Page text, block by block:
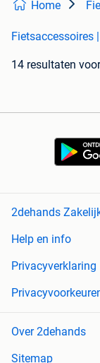
Home
Fietsaccessoires
14 resultaten
2dehands
Help en info
Privacyverklaring
Over 2dehands
Sitemap